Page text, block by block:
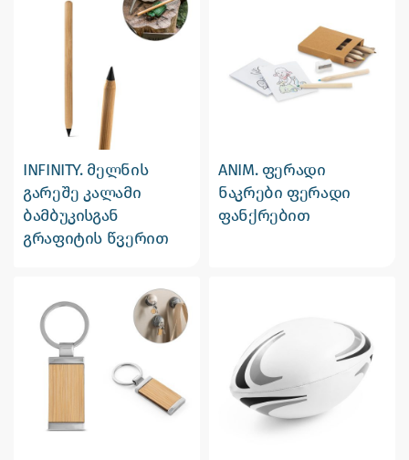
INFINITY. მელნის
გარეშე კალამი
ბამბუკისგან
გრაფიტის წვერით
ANIM. ფერადი
ნაკრები ფერადი
ფანქრებით